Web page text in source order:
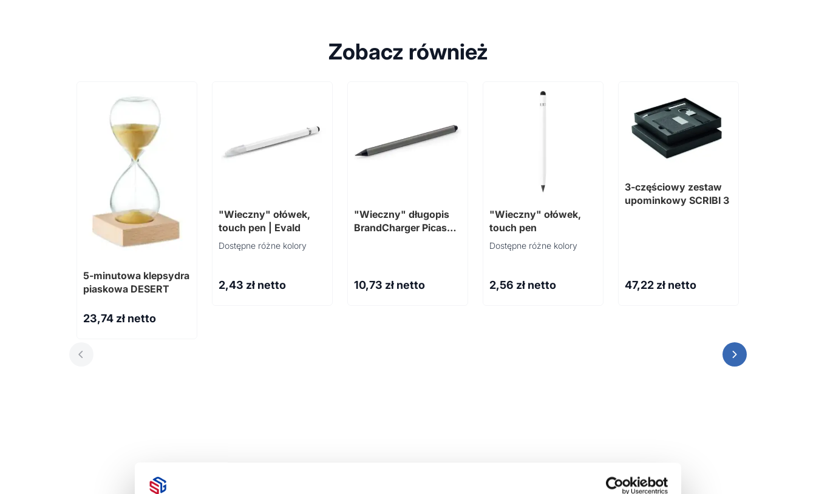
Zobacz również
5-minutowa klepsydra
piaskowa DESERT
23,74 zł netto
"Wieczny" ołówek,
touch pen | Evald
Dostępne różne kolory
2,43 zł netto
"Wieczny" długopis
BrandCharger Picasso
10,73 zł netto
"Wieczny" ołówek,
touch pen
Dostępne różne kolory
2,56 zł netto
3-częściowy zestaw
upominkowy SCRIBI 3
47,22 zł netto